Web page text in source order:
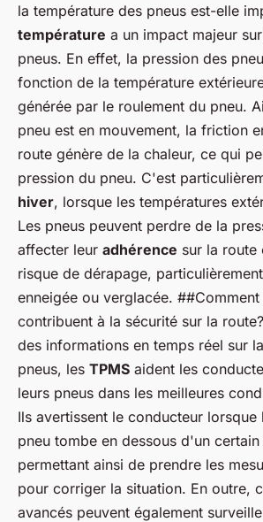
la température des pneus est-elle
température a un impact majeur
pneus. En effet, la pression des
fonction de la température
générée par le roulement du pneu.
pneu est en mouvement, la friction
route génère de la chaleur, ce qui
pression du pneu. C'est
hiver, lorsque les températures
Les pneus peuvent perdre de la
affecter leur adhérence sur la route
risque de dérapage,
enneigée ou verglacée. ##Comment
contribuent à la sécurité sur la
des informations en temps réel sur
pneus, les TPMS aident les
leurs pneus dans les meilleures
Ils avertissent le conducteur
pneu tombe en dessous d'un
permettant ainsi de prendre les
pour corriger la situation. En outre,
avancés peuvent également